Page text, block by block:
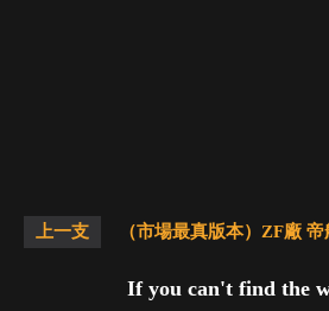
上一支 （市場最真版本）ZF廠
If you can't find the